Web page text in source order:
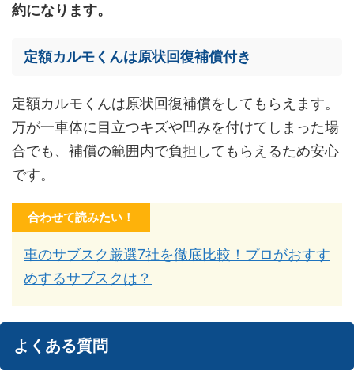
約になります。
定額カルモくんは原状回復補償付き
定額カルモくんは原状回復補償をしてもらえます。
万が一車体に目立つキズや凹みを付けてしまった場
合でも、補償の範囲内で負担してもらえるため安心
です。
合わせて読みたい！
車のサブスク厳選7社を徹底比較！プロがおすす
めするサブスクは？
よくある質問